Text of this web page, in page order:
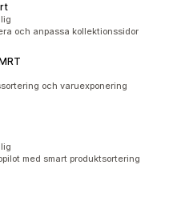
och anpassa kollektionssidor
och varuexponering
med smart produktsortering